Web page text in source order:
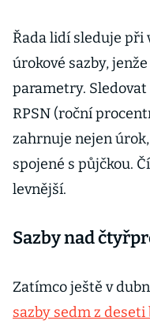
Řada lidí sleduje při
úrokové sazby,
parametry.
RPSN (roční
zahrnuje nejen
spojené s půjčkou.
levnější.
Sazby nad
Zatímco ještě v
sazby sedm z deseti